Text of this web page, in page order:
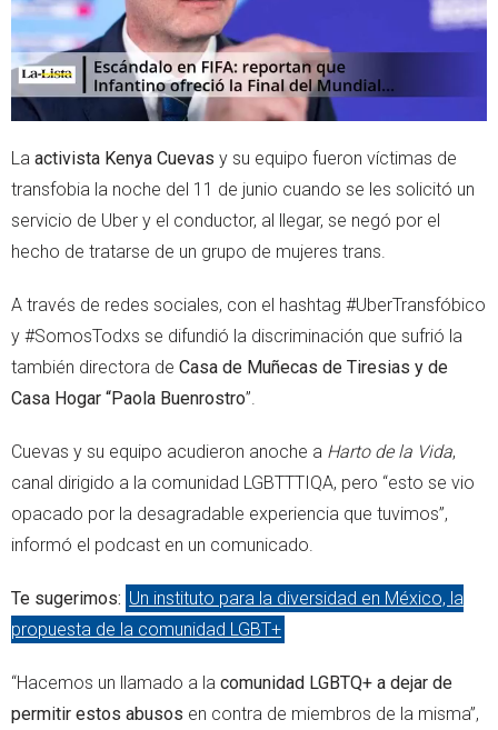
La activista Kenya Cuevas y su equipo fueron víctimas de
transfobia la noche del 11 de junio cuando se les solicitó un
servicio de Uber y el conductor, al llegar, se negó por el
hecho de tratarse de un grupo de mujeres trans.
A través de redes sociales, con el hashtag #UberTransfóbico
y #SomosTodxs se difundió la discriminación que sufrió la
también directora de Casa de Muñecas de Tiresias y de
Casa Hogar “Paola Buenrostro”.
Cuevas y su equipo acudieron anoche a Harto de la Vida,
canal dirigido a la comunidad LGBTTTIQA, pero “esto se vio
opacado por la desagradable experiencia que tuvimos”,
informó el podcast en un comunicado.
Te sugerimos: Un instituto para la diversidad en México, la
propuesta de la comunidad LGBT+
“Hacemos un llamado a la comunidad LGBTQ+ a dejar de
permitir estos abusos en contra de miembros de la misma”,